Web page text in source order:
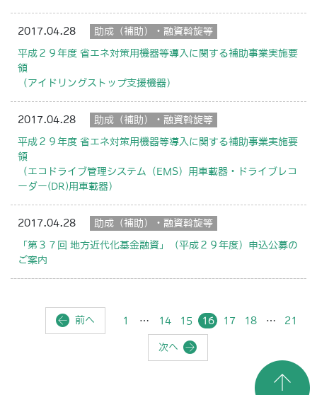
2017.04.28 助成（補助）・融資斡旋等
平成２９年度 省エネ対策用機器等導入に関する補助事業実施要
領
（アイドリングストップ支援機器）
2017.04.28 助成（補助）・融資斡旋等
平成２９年度 省エネ対策用機器等導入に関する補助事業実施要
領
（エコドライブ管理システム（EMS）用車載器・ドライブレコ
ーダー(DR)用車載器）
2017.04.28 助成（補助）・融資斡旋等
「第３７回 地方近代化基金融資」（平成２９年度）申込公募の
ご案内
前へ 1 … 14 15 16 17 18 … 21
次へ